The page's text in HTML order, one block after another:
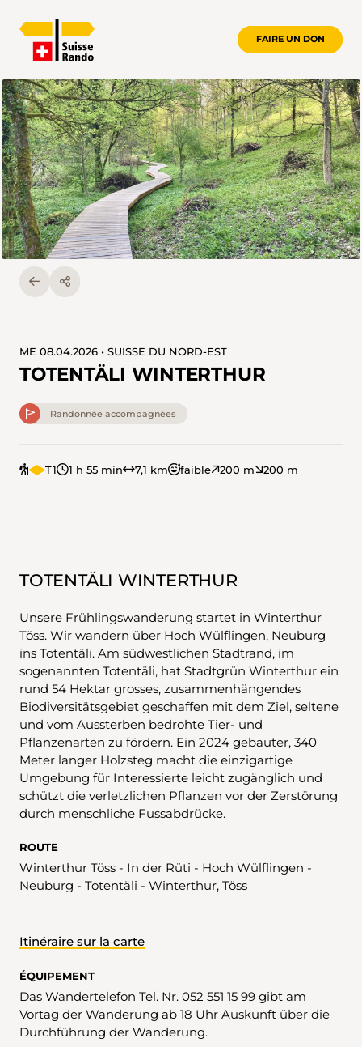
FAIRE UN DON
ME 08.04.2026 • SUISSE DU NORD-EST
TOTENTÄLI WINTERTHUR
Randonnée accompagnées
T1 1 h 55 min 7,1 km faible 200 m 200 m
TOTENTÄLI WINTERTHUR
Unsere Frühlingswanderung startet in Winterthur
Töss. Wir wandern über Hoch Wülflingen, Neuburg
ins Totentäli. Am südwestlichen Stadtrand, im
sogenannten Totentäli, hat Stadtgrün Winterthur ein
rund 54 Hektar grosses, zusammenhängendes
Biodiversitätsgebiet geschaffen mit dem Ziel, seltene
und vom Aussterben bedrohte Tier- und
Pflanzenarten zu fördern. Ein 2024 gebauter, 340
Meter langer Holzsteg macht die einzigartige
Umgebung für Interessierte leicht zugänglich und
schützt die verletzlichen Pflanzen vor der Zerstörung
durch menschliche Fussabdrücke.
ROUTE
Winterthur Töss - In der Rüti - Hoch Wülflingen -
Neuburg - Totentäli - Winterthur, Töss
Itinéraire sur la carte
ÉQUIPEMENT
Das Wandertelefon Tel. Nr. 052 551 15 99 gibt am
Vortag der Wanderung ab 18 Uhr Auskunft über die
Durchführung der Wanderung.